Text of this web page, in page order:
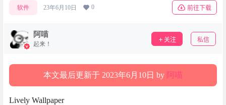
软件 23年6月10日 0 前往下载
阿喵
起来！
关注 私信
本文最后更新于 2023年6月10日 by 阿喵
Lively Wallpaper